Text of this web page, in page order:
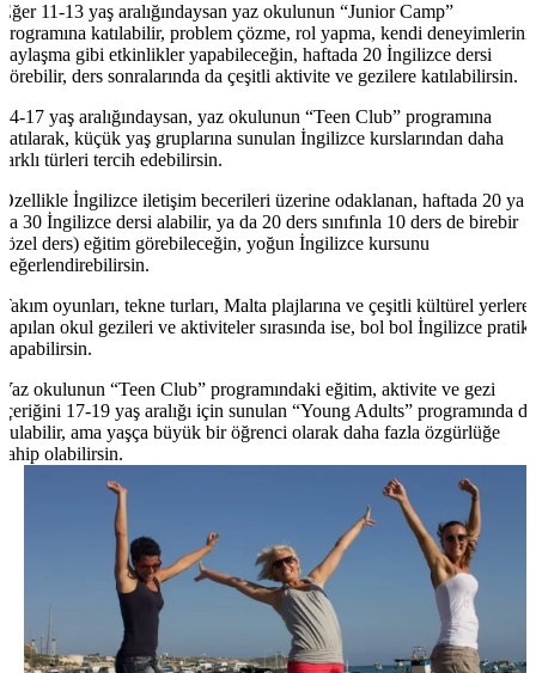
Eğer 11-13 yaş aralığındaysan yaz okulunun “Junior Camp”
programına katılabilir, problem çözme, rol yapma, kendi deneyimlerini
paylaşma gibi etkinlikler yapabileceğin, haftada 20 İngilizce dersi
görebilir, ders sonralarında da çeşitli aktivite ve gezilere katılabilirsin.
14-17 yaş aralığındaysan, yaz okulunun “Teen Club” programına
katılarak, küçük yaş gruplarına sunulan İngilizce kurslarından daha
farklı türleri tercih edebilirsin.
Özellikle İngilizce iletişim becerileri üzerine odaklanan, haftada 20 ya
da 30 İngilizce dersi alabilir, ya da 20 ders sınıfınla 10 ders de birebir
(özel ders) eğitim görebileceğin, yoğun İngilizce kursunu
değerlendirebilirsin.
Takım oyunları, tekne turları, Malta plajlarına ve çeşitli kültürel yerlere
yapılan okul gezileri ve aktiviteler sırasında ise, bol bol İngilizce pratik
yapabilirsin.
Yaz okulunun “Teen Club” programındaki eğitim, aktivite ve gezi
içeriğini 17-19 yaş aralığı için sunulan “Young Adults” programında da
bulabilir, ama yaşça büyük bir öğrenci olarak daha fazla özgürlüğe
sahip olabilirsin.